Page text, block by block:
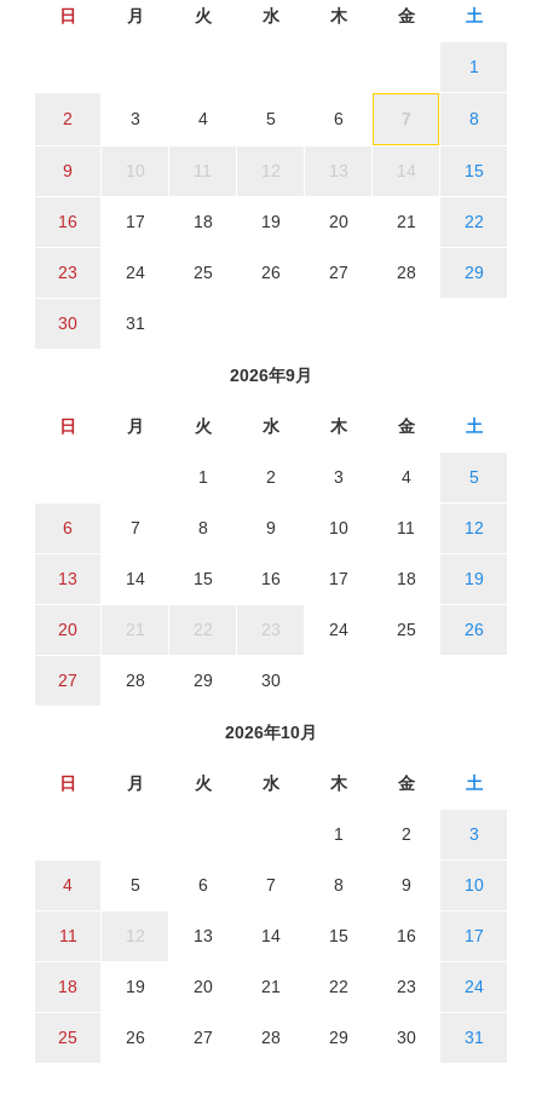
日 月 火 水 木 金 土
1
2 3 4 5 6 7 8
9 10 11 12 13 14 15
16 17 18 19 20 21 22
23 24 25 26 27 28 29
30 31
2026年9月
日 月 火 水 木 金 土
1 2 3 4 5
6 7 8 9 10 11 12
13 14 15 16 17 18 19
20 21 22 23 24 25 26
27 28 29 30
2026年10月
日 月 火 水 木 金 土
1 2 3
4 5 6 7 8 9 10
11 12 13 14 15 16 17
18 19 20 21 22 23 24
25 26 27 28 29 30 31